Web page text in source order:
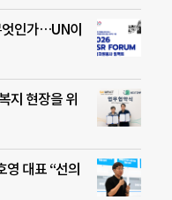
엇인가…UN이
지 현장을 위
대표 “선의